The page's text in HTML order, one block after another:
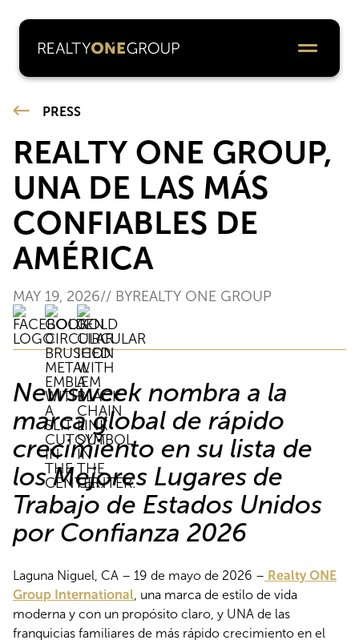
PRESS
REALTY ONE GROUP,
UNA DE LAS MÁS
CONFIABLES DE
AMÉRICA
MAY 19, 2026// BYREALTY ONE GROUP
Newsweek nombra a la
marca global de rápido
crecimiento en su lista de
los Mejores Lugares de
Trabajo de Estados Unidos
por Confianza 2026
Laguna Niguel, CA – 19 de mayo de 2026 – Realty ONE
Group International, una marca de estilo de vida
moderna y con un propósito claro, y UNA de las
franquicias familiares de más rápido crecimiento en el